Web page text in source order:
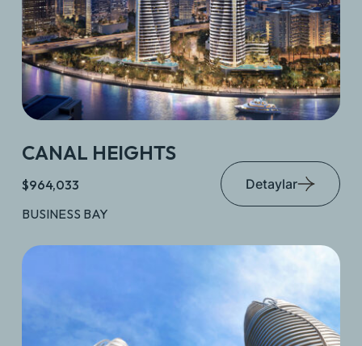
CANAL HEIGHTS
$964,033
BUSINESS BAY
Detaylar